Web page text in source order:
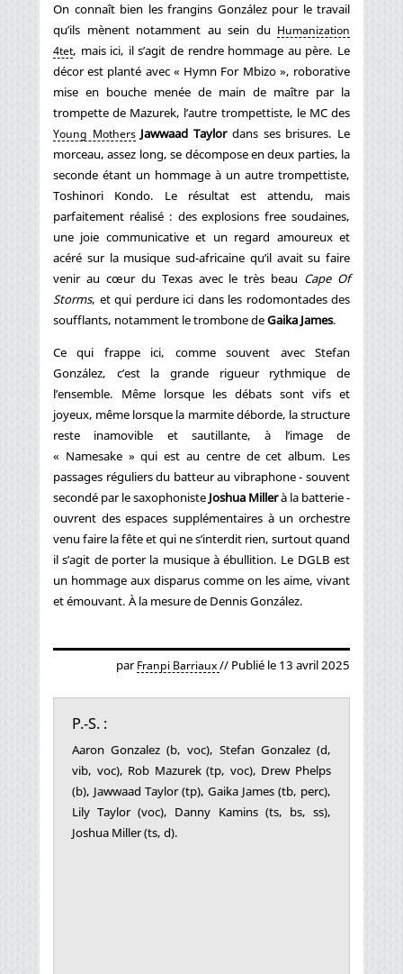
On connaît bien les frangins González pour le travail
qu’ils mènent notamment au sein du Humanization
4tet, mais ici, il s’agit de rendre hommage au père. Le
décor est planté avec « Hymn For Mbizo », roborative
mise en bouche menée de main de maître par la
trompette de Mazurek, l’autre trompettiste, le MC des
Young Mothers Jawwaad Taylordans ses brisures. Le
morceau, assez long, se décompose en deux parties, la
seconde étant un hommage à un autre trompettiste,
Toshinori Kondo. Le résultat est attendu, mais
parfaitement réalisé : des explosions free soudaines,
une joie communicative et un regard amoureux et
acéré sur la musique sud-africaine qu’il avait su faire
venir au cœur du Texas avec le très beau Cape Of
Storms, et qui perdure ici dans les rodomontades des
soufflants, notamment le trombone deGaika James.
Ce qui frappe ici, comme souvent avec Stefan
González, c’est la grande rigueur rythmique de
l’ensemble. Même lorsque les débats sont vifs et
joyeux, même lorsque la marmite déborde, la structure
reste inamovible et sautillante, à l’image de
« Namesake » qui est au centre de cet album. Les
passages réguliers du batteur au vibraphone - souvent
secondé par le saxophoniste Joshua Millerà la batterie -
ouvrent des espaces supplémentaires à un orchestre
venu faire la fête et qui ne s’interdit rien, surtout quand
il s’agit de porter la musique à ébullition. Le DGLB est
un hommage aux disparus comme on les aime, vivant
et émouvant. À la mesure de Dennis González.
par Franpi Barriaux // Publié le 13 avril 2025
P.-S. :
Aaron Gonzalez (b, voc), Stefan Gonzalez (d,
vib, voc), Rob Mazurek (tp, voc), Drew Phelps
(b), Jawwaad Taylor (tp), Gaika James (tb, perc),
Lily Taylor (voc), Danny Kamins (ts, bs, ss),
Joshua Miller (ts, d).